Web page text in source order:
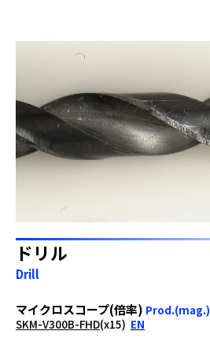
ドリル
Drill
マイクロスコープ(倍率) Prod.(mag.)
SKM-V300B-FHD(x15) EN